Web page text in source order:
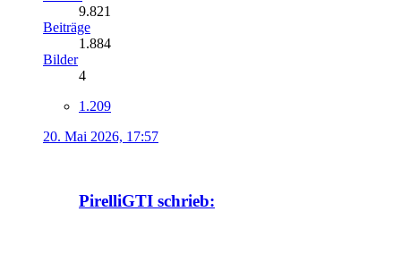
9.821
Beiträge
1.884
Bilder
4
1.209
20. Mai 2026, 17:57
PirelliGTI schrieb: